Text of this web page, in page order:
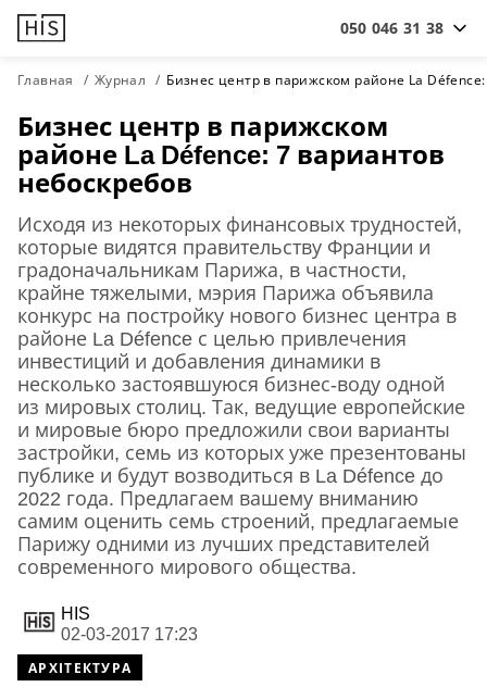
050 046 31 38
Главная Журнал Бизнес центр в парижском районе La
Бизнес центр в парижском
районе La Défence: 7 вариантов
небоскребов
Исходя из некоторых финансовых трудностей,
которые видятся правительству Франции и
градоначальникам Парижа, в частности,
крайне тяжелыми, мэрия Парижа объявила
конкурс на постройку нового бизнес центра в
районе La Défence с целью привлечения
инвестиций и добавления динамики в
несколько застоявшуюся бизнес-воду одной
из мировых столиц. Так, ведущие европейские
и мировые бюро предложили свои варианты
застройки, семь из которых уже презентованы
публике и будут возводиться в La Défence до
2022 года. Предлагаем вашему вниманию
самим оценить семь строений, предлагаемые
Парижу одними из лучших представителей
современного мирового общества.
HIS
02-03-2017 17:23
АРХІТЕКТУРА